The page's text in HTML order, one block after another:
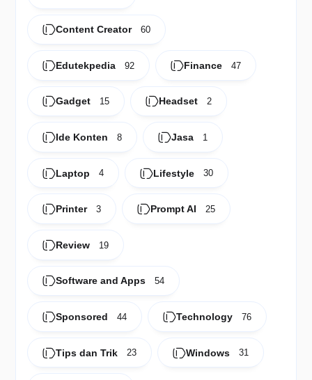
Content Creator 60
Edutekpedia 92 Finance 47
Gadget 15 Headset 2
Ide Konten 8 Jasa 1
Laptop 4 Lifestyle 30
Printer 3 Prompt AI 25
Review 19
Software and Apps 54
Sponsored 44 Technology 76
Tips dan Trik 23 Windows 31